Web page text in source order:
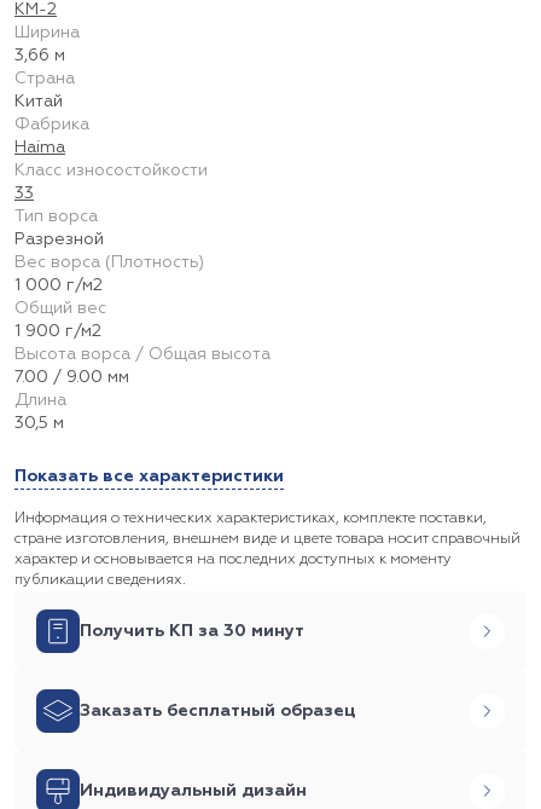
КМ-2
Ширина
3,66 м
Страна
Китай
Фабрика
Haima
Класс износостойкости
33
Тип ворса
Разрезной
Вес ворса (Плотность)
1 000 г/м2
Общий вес
1 900 г/м2
Высота ворса / Общая высота
7.00 / 9.00 мм
Длина
30,5 м
Показать все характеристики
Информация о технических характеристиках, комплекте поставки,
стране изготовления, внешнем виде и цвете товара носит справочный
характер и основывается на последних доступных к моменту
публикации сведениях.
Получить КП за 30 минут
Заказать бесплатный образец
Индивидуальный дизайн